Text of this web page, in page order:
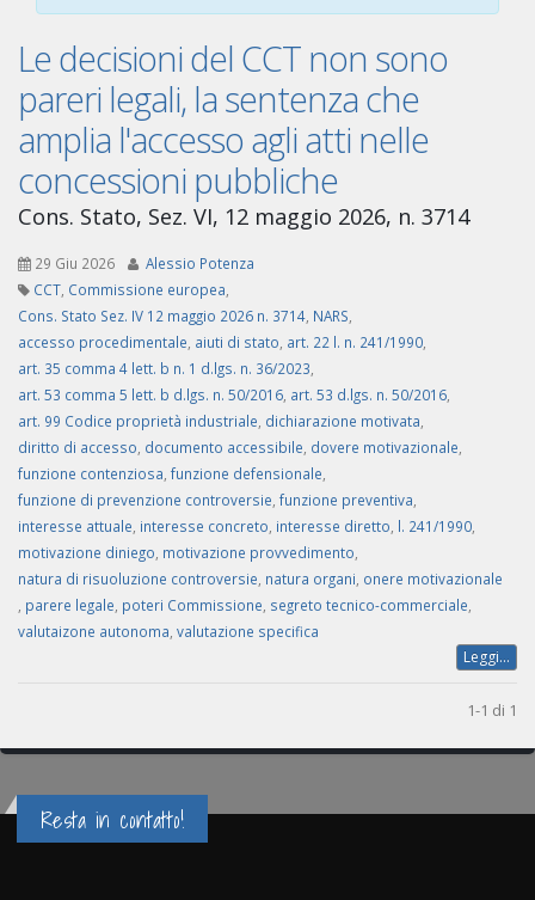
Le decisioni del CCT non sono
pareri legali, la sentenza che
amplia l'accesso agli atti nelle
concessioni pubbliche
Cons. Stato, Sez. VI, 12 maggio 2026, n. 3714
29 Giu 2026
Alessio Potenza
CCT Commissione europea
Cons. Stato Sez. IV 12 maggio 2026 n. 3714 NARS
accesso procedimentale aiuti di stato art. 22 l. n. 241/1990
art. 35 comma 4 lett. b n. 1 d.lgs. n. 36/2023
art. 53 comma 5 lett. b d.lgs. n. 50/2016 art. 53 d.lgs. n. 50/2016
art. 99 Codice proprietà industriale dichiarazione motivata
diritto di accesso documento accessibile dovere motivazionale
funzione contenziosa funzione defensionale
funzione di prevenzione controversie funzione preventiva
interesse attuale interesse concreto interesse diretto l. 241/1990
motivazione diniego motivazione provvedimento
natura di risuoluzione controversie natura organi onere motivazionale
parere legale poteri Commissione segreto tecnico-commerciale
valutaizone autonoma valutazione specifica
Leggi...
1-1 di 1
Resta in contatto!